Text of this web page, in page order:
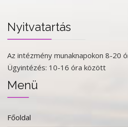
Nyitvatartás
Az intézmény munaknapokon 8-20
Ügyintézés: 10-16 óra között
Menü
Főoldal